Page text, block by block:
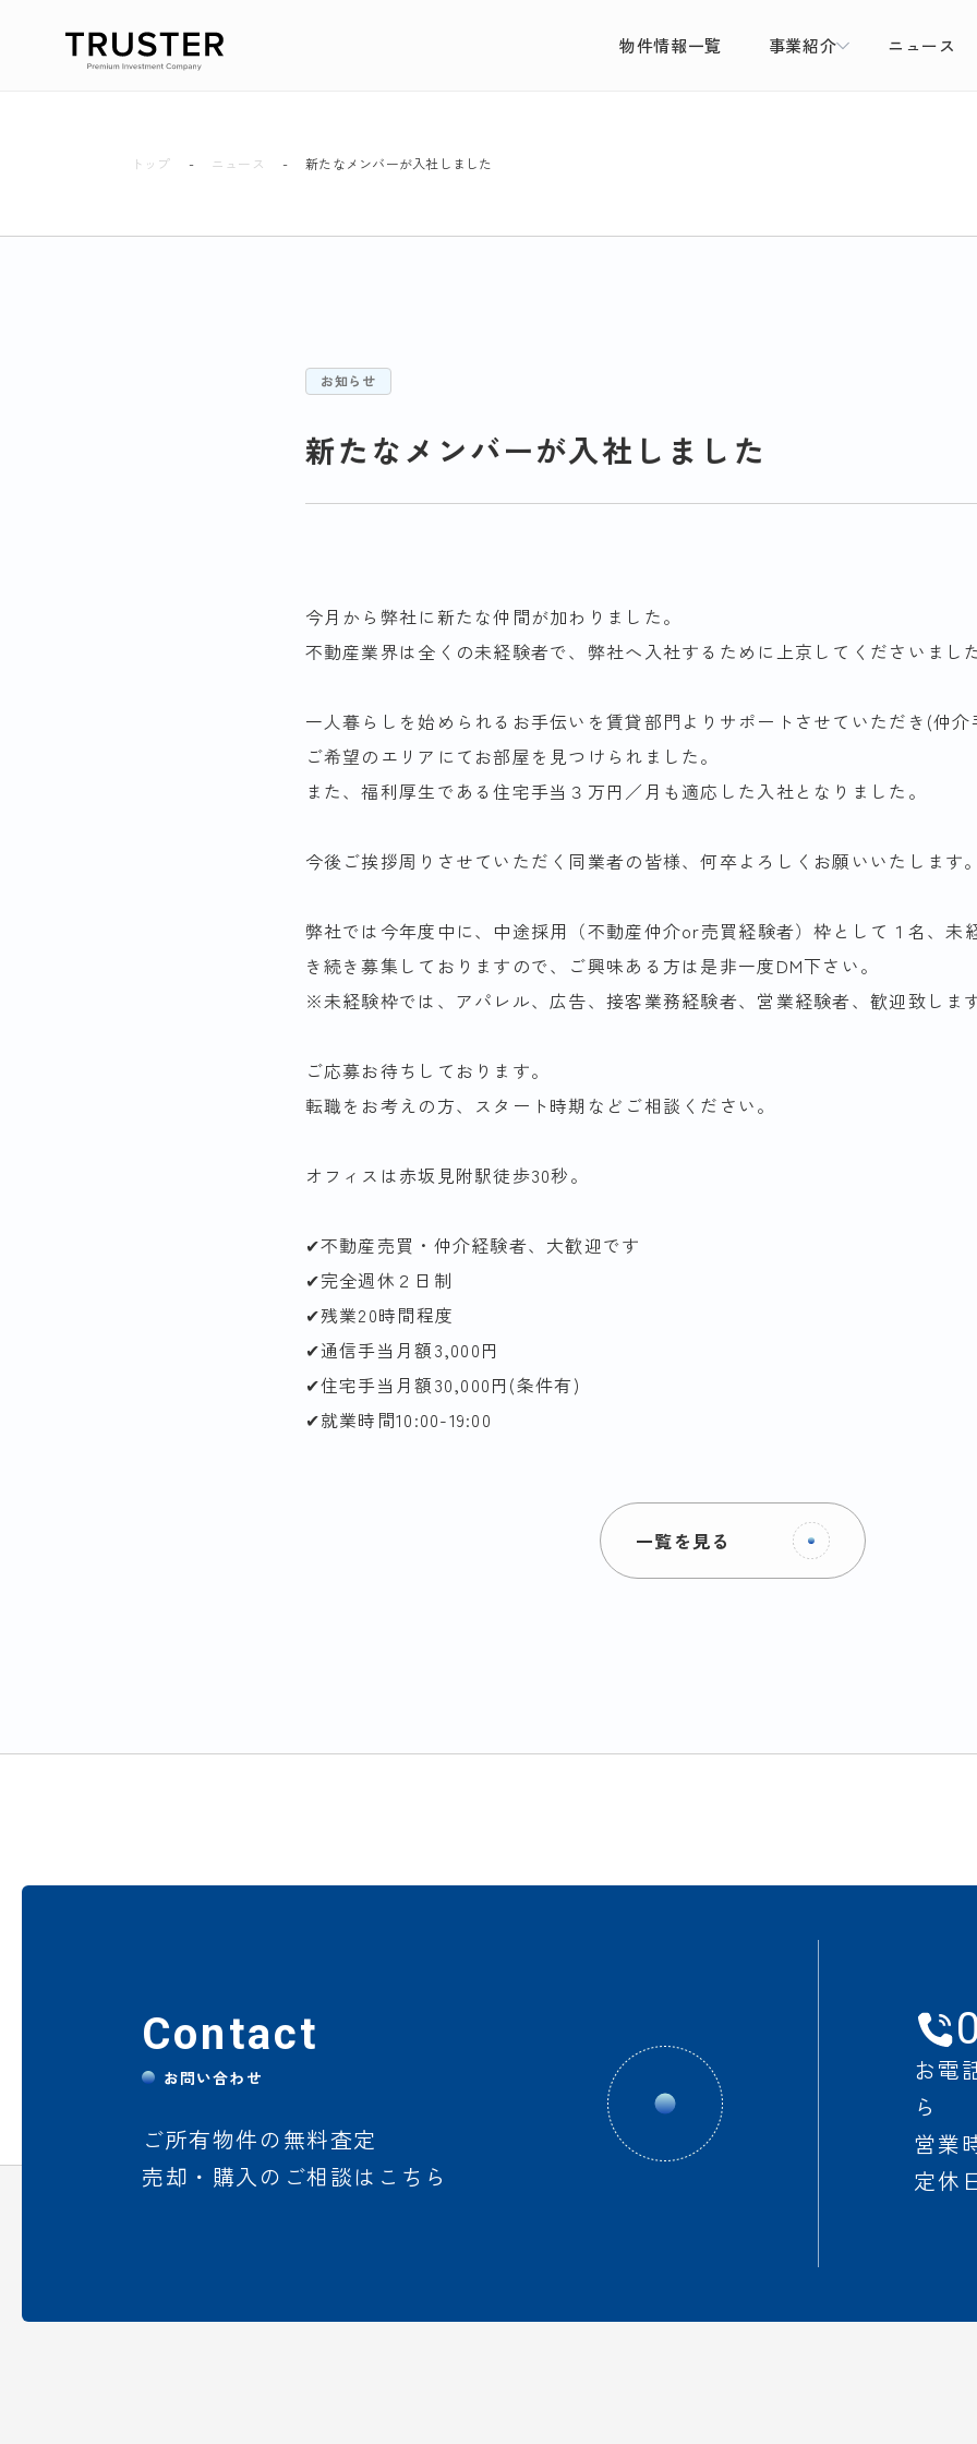
物件情報一覧 事業紹介 ニュース
トップ ニュース 新たなメンバーが入社しました
お知らせ
新たなメンバーが入社しました
今月から弊社に新たな仲間が加わりました。
不動産業界は全くの未経験者で、弊社へ入社するために上京してくださいま
一人暮らしを始められるお手伝いを賃貸部門よりサポートさせていただき(仲
ご希望のエリアにてお部屋を見つけられました️。
また、福利厚生である住宅手当３万円／月も適応した入社となりました。
今後ご挨拶周りさせていただく同業者の皆様、何卒よろしくお願いいたします
弊社では今年度中に、中途採用（不動産仲介or売買経験者）枠として１名、未
き続き募集しておりますので、ご興味ある方は是非一度DM下さい。
※未経験枠では、アパレル、広告、接客業務経験者、営業経験者、歓迎致しま
ご応募お待ちしております。
転職をお考えの方、スタート時期などご相談ください。
オフィスは赤坂見附駅徒歩30秒。
✔︎不動産売買・仲介経験者、大歓迎です
✔︎完全週休２日制
✔︎残業20時間程度
✔︎通信手当月額3,000円
✔︎住宅手当月額30,000円(条件有)
✔︎就業時間10:00-19:00
一覧を見る
Contact
お問い合わせ
ご所有物件の無料査定
売却・購入のご相談はこちら
お電
ら
営業
定休